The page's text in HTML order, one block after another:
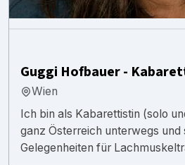
Guggi Hofbauer -
Wien
Ich bin als Kabarettistin (solo
ganz Österreich unterwegs und
Gelegenheiten für